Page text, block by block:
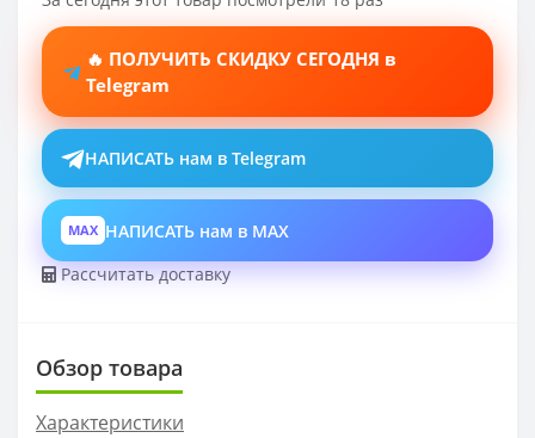
🔥 ПОЛУЧИТЬ СКИДКУ СЕГОДНЯ в
Telegram
НАПИСАТЬ нам в Telegram
MAX НАПИСАТЬ нам в MAX
Рассчитать доставку
Обзор товара
Характеристики